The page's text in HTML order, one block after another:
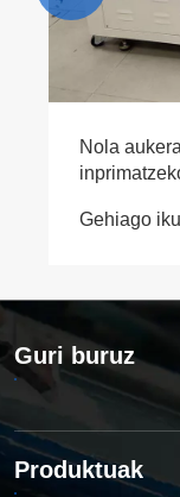
Nola
Gehiago
Guri buruz
Produktuak